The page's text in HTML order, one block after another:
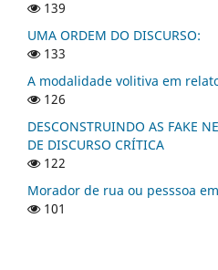
139
UMA ORDEM DO DISCURSO:
133
A modalidade volitiva em
126
DESCONSTRUINDO AS FAKE
DE DISCURSO CRÍTICA
122
Morador de rua ou pesssoa
101